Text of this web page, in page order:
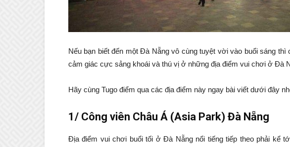
Nếu bạn biết đến một Đà Nẵng vô cùng tuyệt vời vào buổi sáng thì
cảm giác cực sảng khoái và thú vị ở những địa điểm vui chơi ở Đà
Hãy cùng Tugo điểm qua các địa điểm này ngay bài viết dưới đây
1/ Công viên Châu Á (Asia Park) Đà Nẵng
Địa điểm vui chơi buổi tối ở Đà Nẵng nổi tiếng tiếp theo phải kể